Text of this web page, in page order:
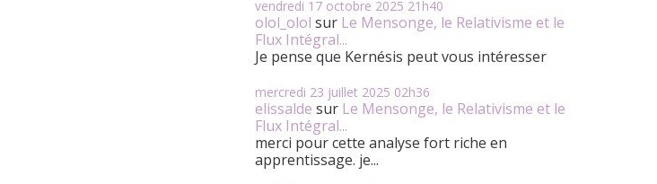
vendredi 17 octobre 2025 21h40
olol_olol sur Le Mensonge, le Relativisme et le
Flux Intégral...
Je pense que Kernésis peut vous intéresser
mercredi 23 juillet 2025 02h36
elissalde sur Le Mensonge, le Relativisme et le
Flux Intégral...
merci pour cette analyse fort riche en
apprentissage. je...